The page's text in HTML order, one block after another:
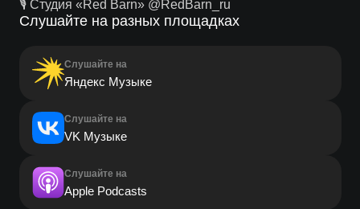
🎙 Студия «Red Barn» @RedBarn_ru
Слушайте на разных площадках
Слушайте на
Яндекс Музыке
Слушайте на
VK Музыке
Слушайте на
Apple Podcasts